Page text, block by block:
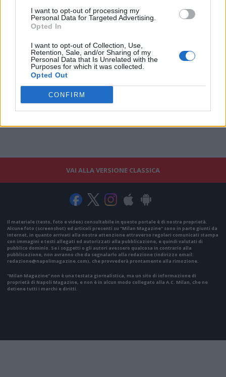
I want to opt-out of processing my
Personal Data for Targeted Advertising.
Opted In
I want to opt-out of Collection, Use,
Retention, Sale, and/or Sharing of my
Personal Data that Is Unrelated with the
Purposes for which it was collected.
Opted Out
CONFIRM
VAI ALLA VERSIONE CLASSICA
Il materiale (testo, foto e video) consultabile in questo portale è di nostra proprietà.
Alcune foto (screenshot) ed articoli presenti su "Milan Magazine" sono in parte giunti da
internet, in quanto arrivati alla nostra attenzione attraverso regolari comunicati stampa
con immagini e testi allegati ed autorizzati alla pubblicazione, e quindi valutati di
pubblico dominio. Se i soggetti o gli autori avessero qualcosa in contrario alla
pubblicazione, non avranno che da segnalarlo alla redazione (indirizzo email:
redazione@napolimagazine.com), che provvederà prontamente alla rimozione.
"Milan Magazine" non è una testata giornalistica, ma un sito di informazione di
proprietà di Napoli Magazine, e non è in alcun modo collegato alla A.C. Milan, che ne
detiene tutti i marchi e diritti.